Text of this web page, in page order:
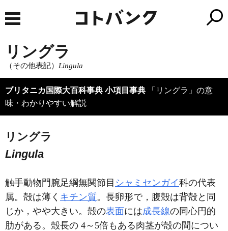
リングラ
（その他表記） Lingula
ブリタニカ国際大百科事典 小項目事典 「リングラ」の意
味・わかりやすい解説
リングラ
Lingula
触手動物門腕足綱無関節目 シャミセンガイ科の代表
属。殻は薄く キチン質。長卵形で，腹殻は背殻と同
じか，やや大きい。殻の表面には成長線の同心円的
肋がある。殻長の 4～5倍もある肉茎が殻の間につい